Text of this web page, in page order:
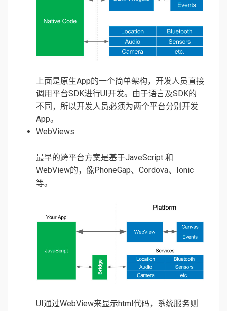
上面是原生App的一个简单架构，开发人员直接
调用平台SDK进行UI开发。由于语言及SDK的
不同，所以开发人员必须为两个平台分别开发
App。
WebViews
最早的跨平台方案是基于JaveScript 和
WebView的，像PhoneGap、Cordova、Ionic
等。
UI通过WebView来显示html代码，系统服务则